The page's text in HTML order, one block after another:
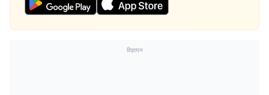
विज्ञापन